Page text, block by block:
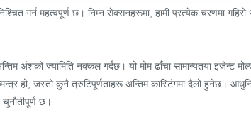
गर्न महत्वपूर्ण छ। निम्न सेक्सनहरूमा, हामी प्रत्येक चरणमा गहिरो
अंशको ज्यामिति नक्कल गर्दछ। यो मोम ढाँचा सामान्यतया इंजेन्ट
हो, जस्तो कुनै त्रुटिपूर्णताहरू अन्तिम कास्टिंगमा दैलो हुनेछ।
छ।